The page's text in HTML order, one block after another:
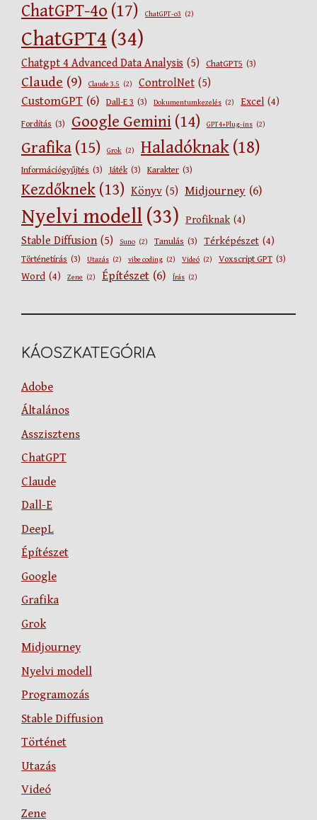
ChatGPT-4o (17) ChatGPT-o3 (2)
ChatGPT4 (34)
Chatgpt 4 Advanced Data Analysis (5) ChatGPT5 (3)
Claude (9) Claude 3.5 (2) ControlNet (5)
CustomGPT (6) Dall-E 3 (3) Dokumentumkezelés (2) Excel (4)
Fordítás (3) Google Gemini (14) GPT4+Plug-ins (2)
Grafika (15) Grok (2) Haladóknak (18)
Információgyűjtés (3) Játék (3) Karakter (3)
Kezdőknek (13) Könyv (5) Midjourney (6)
Nyelvi modell (33) Profiknak (4)
Stable Diffusion (5) Suno (2) Tanulás (3) Térképészet (4)
Történetírás (3) Utazás (2) vibe coding (2) Videó (2) Voxscript GPT (3)
Word (4) Zene (2) Építészet (6) Írás (2)
KÁOSZKATEGÓRIA
Adobe
Általános
Asszisztens
ChatGPT
Claude
Dall-E
DeepL
Építészet
Google
Grafika
Grok
Midjourney
Nyelvi modell
Programozás
Stable Diffusion
Történet
Utazás
Videó
Zene